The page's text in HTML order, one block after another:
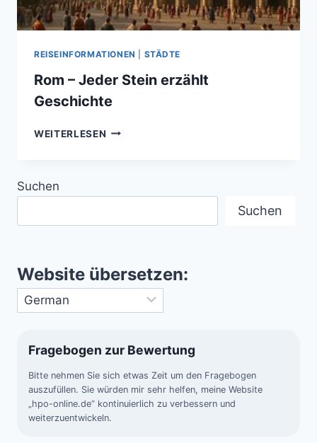
REISEINFORMATIONEN STÄDTE
Rom – Jeder Stein erzählt
Geschichte
WEITERLESEN ROM
Suchen
Suchen
Website übersetzen:
Fragebogen zur Bewertung
Bitte nehmen Sie sich etwas Zeit um den Fragebogen
auszufüllen. Sie würden mir sehr helfen, meine Website
„hpo-online.de“ kontinuierlich zu verbessern und
weiterzuentwickeln.